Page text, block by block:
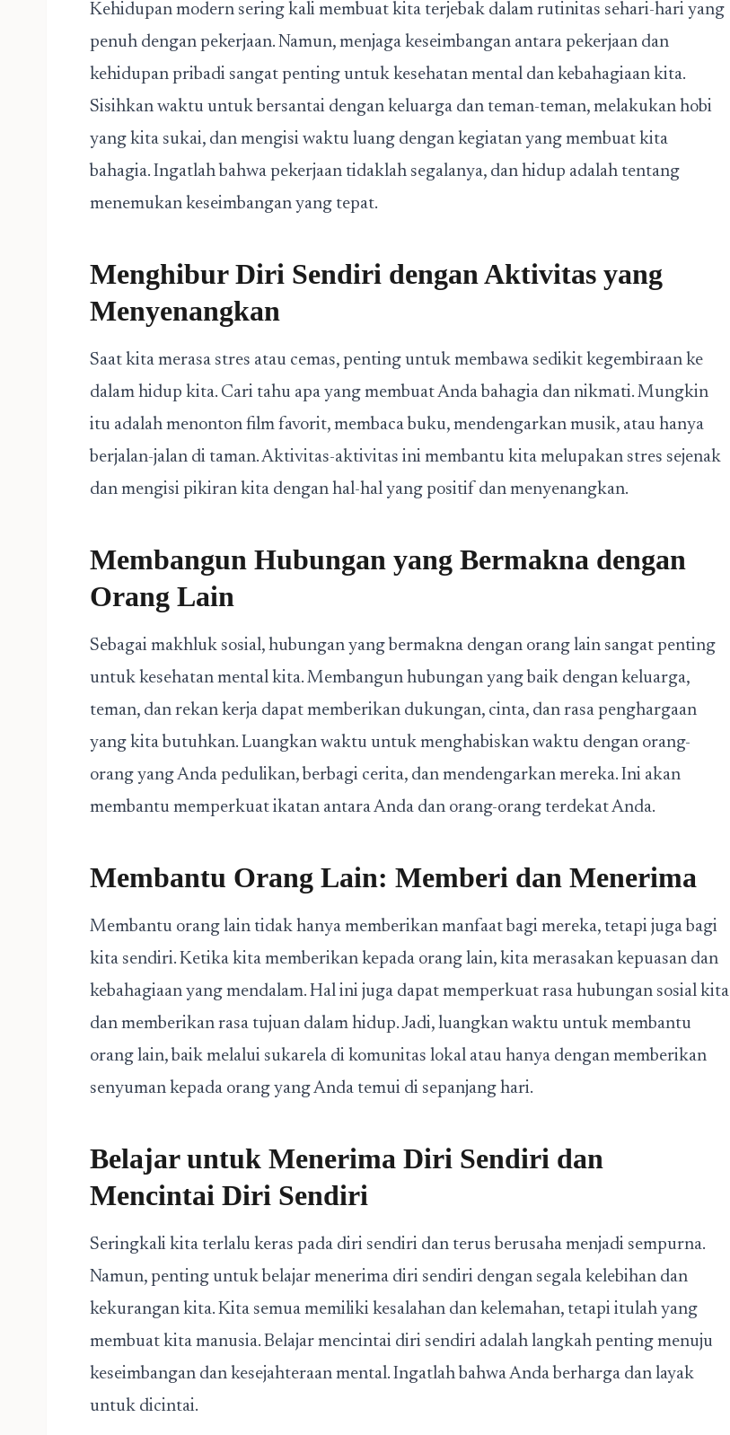
Kehidupan modern sering kali membuat kita terjebak dalam rutinitas sehari-hari yang
penuh dengan pekerjaan. Namun, menjaga keseimbangan antara pekerjaan dan
kehidupan pribadi sangat penting untuk kesehatan mental dan kebahagiaan kita.
Sisihkan waktu untuk bersantai dengan keluarga dan teman-teman, melakukan hobi
yang kita sukai, dan mengisi waktu luang dengan kegiatan yang membuat kita
bahagia. Ingatlah bahwa pekerjaan tidaklah segalanya, dan hidup adalah tentang
menemukan keseimbangan yang tepat.
Menghibur Diri Sendiri dengan Aktivitas yang
Menyenangkan
Saat kita merasa stres atau cemas, penting untuk membawa sedikit kegembiraan ke
dalam hidup kita. Cari tahu apa yang membuat Anda bahagia dan nikmati. Mungkin
itu adalah menonton film favorit, membaca buku, mendengarkan musik, atau hanya
berjalan-jalan di taman. Aktivitas-aktivitas ini membantu kita melupakan stres sejenak
dan mengisi pikiran kita dengan hal-hal yang positif dan menyenangkan.
Membangun Hubungan yang Bermakna dengan
Orang Lain
Sebagai makhluk sosial, hubungan yang bermakna dengan orang lain sangat penting
untuk kesehatan mental kita. Membangun hubungan yang baik dengan keluarga,
teman, dan rekan kerja dapat memberikan dukungan, cinta, dan rasa penghargaan
yang kita butuhkan. Luangkan waktu untuk menghabiskan waktu dengan orang-
orang yang Anda pedulikan, berbagi cerita, dan mendengarkan mereka. Ini akan
membantu memperkuat ikatan antara Anda dan orang-orang terdekat Anda.
Membantu Orang Lain: Memberi dan Menerima
Membantu orang lain tidak hanya memberikan manfaat bagi mereka, tetapi juga bagi
kita sendiri. Ketika kita memberikan kepada orang lain, kita merasakan kepuasan dan
kebahagiaan yang mendalam. Hal ini juga dapat memperkuat rasa hubungan sosial kita
dan memberikan rasa tujuan dalam hidup. Jadi, luangkan waktu untuk membantu
orang lain, baik melalui sukarela di komunitas lokal atau hanya dengan memberikan
senyuman kepada orang yang Anda temui di sepanjang hari.
Belajar untuk Menerima Diri Sendiri dan
Mencintai Diri Sendiri
Seringkali kita terlalu keras pada diri sendiri dan terus berusaha menjadi sempurna.
Namun, penting untuk belajar menerima diri sendiri dengan segala kelebihan dan
kekurangan kita. Kita semua memiliki kesalahan dan kelemahan, tetapi itulah yang
membuat kita manusia. Belajar mencintai diri sendiri adalah langkah penting menuju
keseimbangan dan kesejahteraan mental. Ingatlah bahwa Anda berharga dan layak
untuk dicintai.